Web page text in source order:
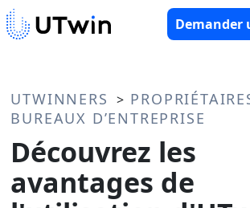
Demander
UTWINNERS >
BUREAUX D’ENTREPRISE
Découvrez les
avantages de